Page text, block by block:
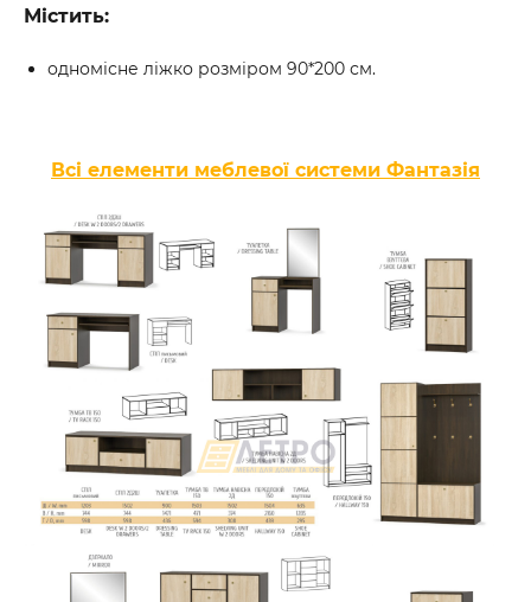
Містить:
одномісне ліжко розміром 90*200 см.
Всі елементи меблевої системи Фантазія